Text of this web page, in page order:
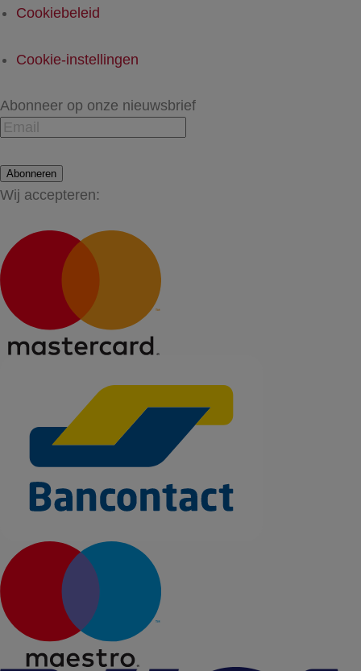
Cookiebeleid
Cookie-instellingen
Abonneer op onze nieuwsbrief
Abonneren
Wij accepteren: